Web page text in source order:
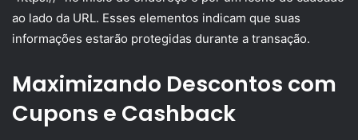
ao lado da URL. Esses elementos indicam que suas
informações estarão protegidas durante a transação.
Maximizando Descontos com
Cupons e Cashback